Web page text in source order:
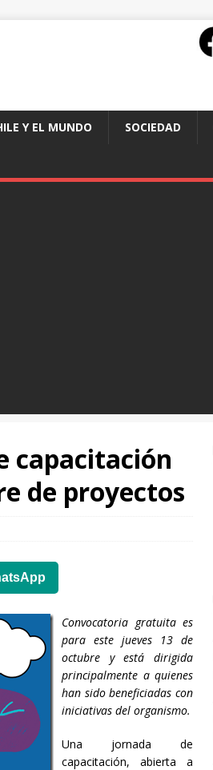
Y EL MUNDO SOCIEDAD
capacitación
de proyectos
Convocatoria gratuita es
para este jueves 13 de
octubre y está dirigida
principalmente a quienes
han sido beneficiadas con
iniciativas del organismo.
Una jornada de
capacitación, abierta a